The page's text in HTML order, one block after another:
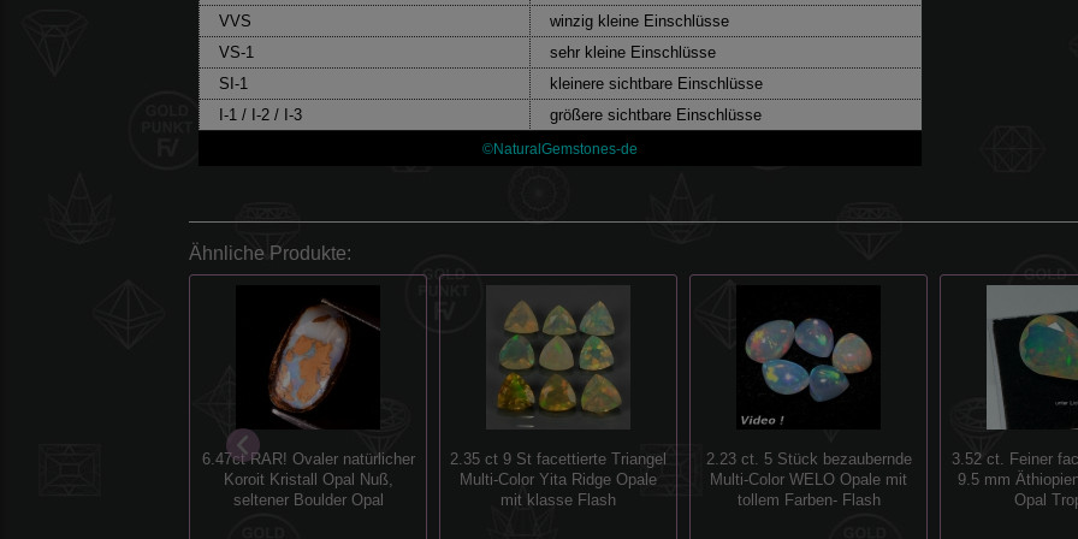
VVS
winzig kleine Einschlüsse
VS-1
sehr kleine Einschlüsse
SI-1
kleinere sichtbare Einschlüsse
I-1 / I-2 / I-3
größere sichtbare Einschlüsse
©NaturalGemstones-de
Ähnliche Produkte:
6.47ct RAR! Ovaler natürlicher
Koroit Kristall Opal Nuß,
seltener Boulder Opal
2.35 ct 9 St facettierte Triangel
Multi-Color Yita Ridge Opale
mit klasse Flash
2.23 ct. 5 Stück bezaubernde
Multi-Color WELO Opale mit
tollem Farben- Flash
3.52 ct. Feiner
9.5 mm
Opal